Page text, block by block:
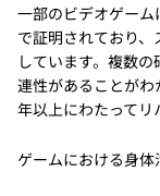
一部のビデオゲー
で証明されており
しています。複数
連性があることが
年以上にわたってリ
ゲームにおける身体